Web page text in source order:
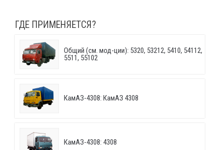
ГДЕ ПРИМЕНЯЕТСЯ?
Общий (см. мод-ции): 5320, 53212, 5410, 54112,
5511, 55102
КамАЗ-4308: КамАЗ 4308
КамАЗ-4308: 4308